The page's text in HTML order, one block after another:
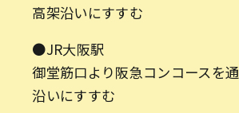
高架沿いにすすむ
●JR大阪駅
御堂筋口より阪急コンコースを
沿いにすすむ